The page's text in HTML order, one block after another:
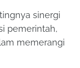
sinergi
pemerintah,
memerangi